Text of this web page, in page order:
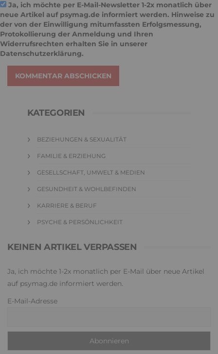
Ja, ich möchte per E-Mail-Newsletter 1-2x monatlich über
neue Artikel auf psymag.de informiert werden. Hinweise zu
der von der Einwilligung mitumfassten Erfolgsmessung,
Protokollierung der Anmeldung und Ihren
Widerrufsrechten erhalten Sie in unserer
Datenschutzerklärung.
KOMMENTAR ABSCHICKEN
KATEGORIEN
BEZIEHUNGEN & SEXUALITÄT
FAMILIE & ERZIEHUNG
GESELLSCHAFT, UMWELT & MEDIEN
GESUNDHEIT & WOHLBEFINDEN
KARRIERE & BERUF
PSYCHE & PERSÖNLICHKEIT
KEINEN ARTIKEL VERPASSEN
Ja, ich möchte 1-2x monatlich per E-Mail über neue Artikel
auf psymag.de informiert werden.
E-Mail-Adresse